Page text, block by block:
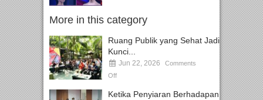
More in this category
Ruang Publik yang Sehat Jadi
Kunci...
Jun 22, 2026
Comments
Off
Ketika Penyiaran Berhadapan